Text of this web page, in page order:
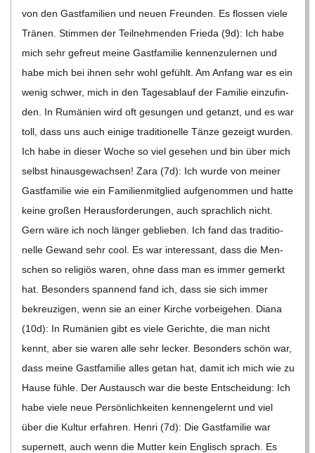
von den Gast­fa­mi­lien und neuen Freun­den. Es flos­sen viele
Trä­nen. Stim­men der Teil­neh­men­den Frieda (9d): Ich habe
mich sehr gefreut meine Gast­fa­mi­lie ken­nen­zu­ler­nen und
habe mich bei ihnen sehr wohl gefühlt. Am Anfang war es ein
wenig schwer, mich in den Tages­ab­lauf der Fami­lie ein­zu­fin­
den. In Rumä­nien wird oft gesun­gen und getanzt, und es war
toll, dass uns auch einige tra­di­tio­nelle Tänze gezeigt wur­den.
Ich habe in die­ser Woche so viel gese­hen und bin über mich
selbst hin­aus­ge­wach­sen! Zara (7d): Ich wurde von mei­ner
Gast­fa­mi­lie wie ein Fami­li­en­mit­glied auf­ge­nom­men und hatte
keine gro­ßen Her­aus­for­de­run­gen, auch sprach­lich nicht.
Gern wäre ich noch län­ger geblie­ben. Ich fand das tra­di­tio­
nelle Gewand sehr cool. Es war inter­es­sant, dass die Men­
schen so reli­giös waren, ohne dass man es immer gemerkt
hat. Beson­ders span­nend fand ich, dass sie sich immer
bekreu­zi­gen, wenn sie an einer Kir­che vor­bei­ge­hen. Diana
(10d): In Rumä­nien gibt es viele Gerichte, die man nicht
kennt, aber sie waren alle sehr lecker. Beson­ders schön war,
dass meine Gast­fa­mi­lie alles getan hat, damit ich mich wie zu
Hause fühle. Der Aus­tausch war die beste Ent­schei­dung: Ich
habe viele neue Per­sön­lich­kei­ten ken­nen­ge­lernt und viel
über die Kul­tur erfah­ren. Henri (7d): Die Gast­fa­mi­lie war
super­nett, auch wenn die Mut­ter kein Eng­lisch sprach. Es